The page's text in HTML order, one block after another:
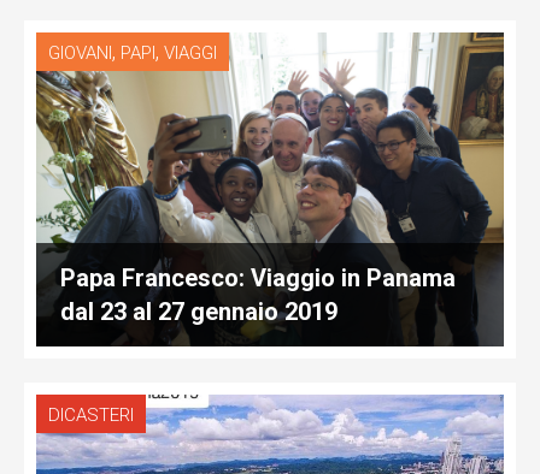
GIOVANI, PAPI, VIAGGI
Papa Francesco: Viaggio in Panama
dal 23 al 27 gennaio 2019
DICASTERI